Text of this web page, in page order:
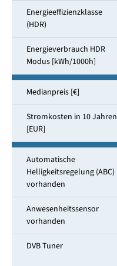
Energieeffizienzklasse
(HDR)
Energieverbrauch HDR
Modus [kWh/1000h]
Medianpreis [€]
Stromkosten in 10 Jahren
[EUR]
Automatische
Helligkeitsregelung (ABC)
vorhanden
Anwesenheitssensor
vorhanden
DVB Tuner